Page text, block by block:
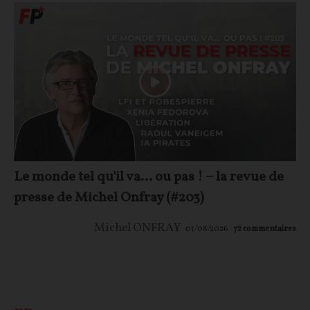
Le monde tel qu'il va… ou pas ! – la revue de
presse de Michel Onfray (#203)
Michel ONFRAY 01/08/2026 72commentaires